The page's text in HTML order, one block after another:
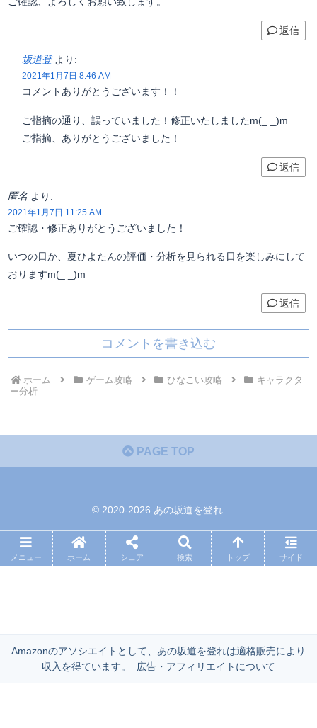
返信
坂道登 より:
2021年1月7日 8:46 AM
コメントありがとうございます！！
ご指摘の通り、誤っていました！修正いたしましたm(_ _)m
ご指摘、ありがとうございました！
返信
匿名 より:
2021年1月7日 11:25 AM
ご確認・修正ありがとうございました！
いつの日か、夏ひよたんの評価・分析を見られる日を楽しみにして
おりますm(_ _)m
返信
コメントを書き込む
ホーム ゲーム攻略 ひなこい攻略
キャラクタ
ー分析
PAGE TOP
© 2020-2026 あの坂道を登れ.
メニュー ホーム シェア 検索 トップ サイド
Amazonのアソシエイトとして、あの坂道を登れは適格販売により
収入を得ています。
広告・アフィリエイトについて